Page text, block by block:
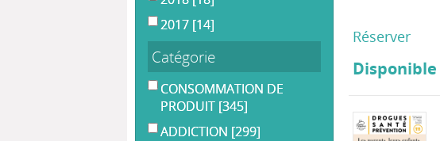
Réserver
Disponible
2017 [14]
Catégorie
CONSOMMATION DE
PRODUIT [345]
ADDICTION [299]